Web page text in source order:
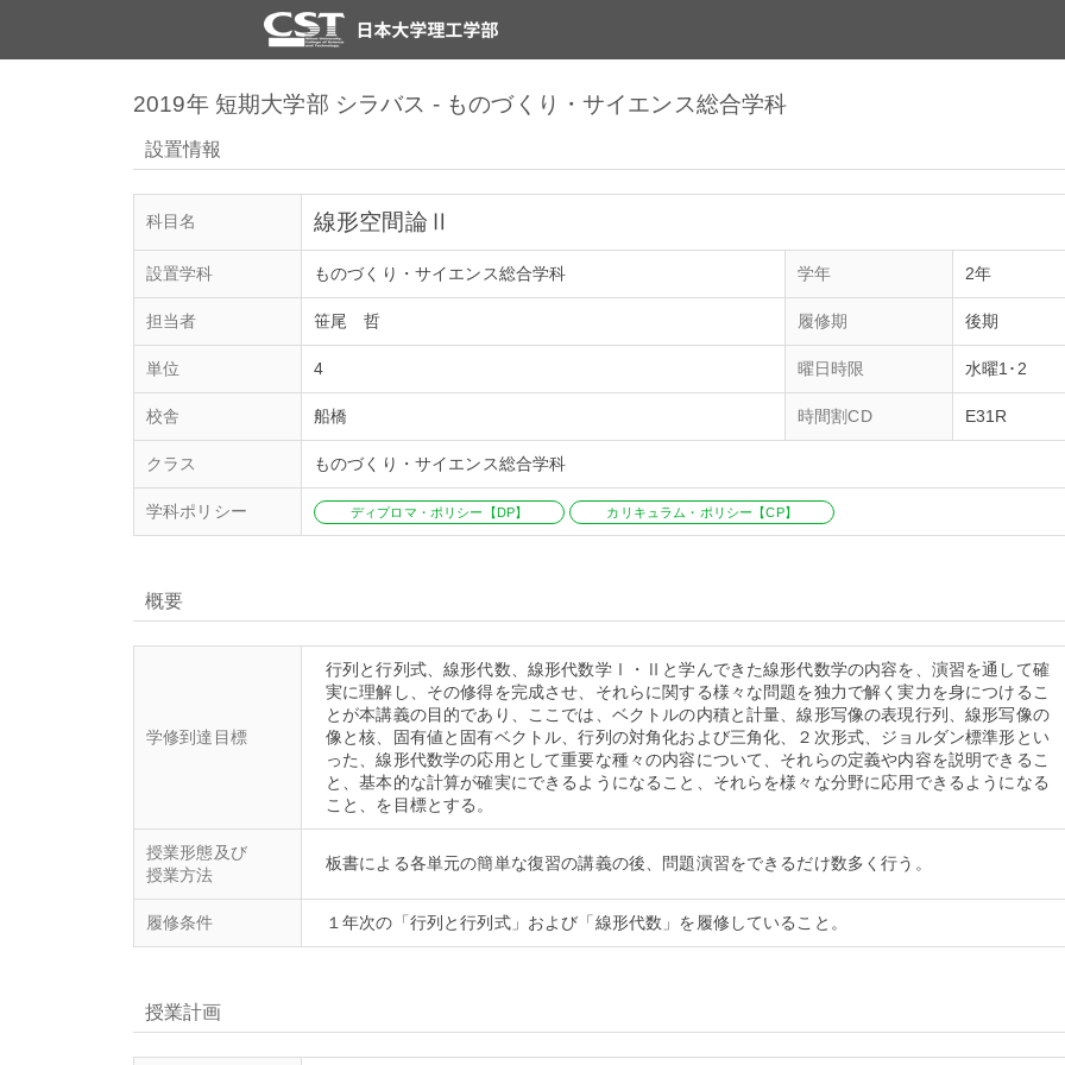
2019年 短期大学部 シラバス - ものづくり・サイエンス総合学科
設置情報
科目名 線形空間論Ⅱ
設置学科 ものづくり・サイエンス総合学科 学年 2年
担当者 笹尾 哲 履修期 後期
単位 4 曜日時限 水曜1･2
校舎 船橋 時間割CD E31R
クラス ものづくり・サイエンス総合学科
学科ポリシー ディプロマ・ポリシー【DP】 カリキュラム・ポリシー【CP】
概要
学修到達目標
行列と行列式、線形代数、線形代数学Ⅰ・Ⅱと学んできた線形代数学の内容を、演習を通して確
実に理解し、その修得を完成させ、それらに関する様々な問題を独力で解く実力を身につけるこ
とが本講義の目的であり、ここでは、ベクトルの内積と計量、線形写像の表現行列、線形写像の
像と核、固有値と固有ベクトル、行列の対角化および三角化、２次形式、ジョルダン標準形とい
った、線形代数学の応用として重要な種々の内容について、それらの定義や内容を説明できるこ
と、基本的な計算が確実にできるようになること、それらを様々な分野に応用できるようになる
授業形態及び
授業方法
履修条件
授業計画